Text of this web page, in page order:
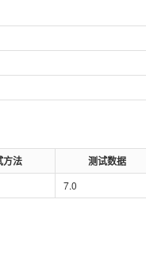
方法 测试数据
7.0